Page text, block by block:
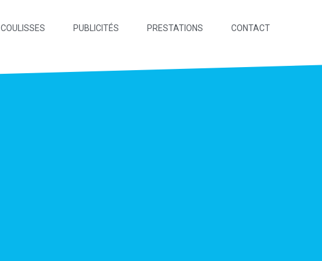
COULISSES PUBLICITÉS PRESTATIONS CONTACT